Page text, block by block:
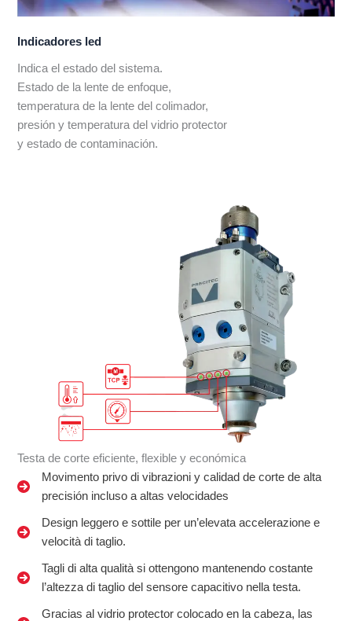
Indicadores led
Indica el estado del sistema.
Estado de la lente de enfoque,
temperatura de la lente del colimador,
presión y temperatura del vidrio protector
y estado de contaminación.
Testa de corte eficiente, flexible y económica
Movimento privo di vibrazioni y calidad de corte de alta
precisión incluso a altas velocidades
Design leggero e sottile per un’elevata accelerazione e
velocità di taglio.
Tagli di alta qualità si ottengono mantenendo costante
l’altezza di taglio del sensore capacitivo nella testa.
Gracias al vidrio protector colocado en la cabeza, las